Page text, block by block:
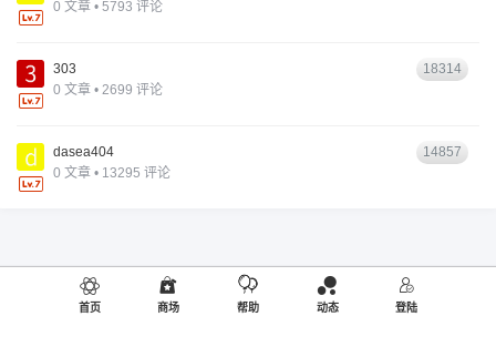
0 文章 • 5793 评论
303
0 文章 • 2699 评论
18314
dasea404
0 文章 • 13295 评论
14857
首页 商场 帮助 动态 登陆